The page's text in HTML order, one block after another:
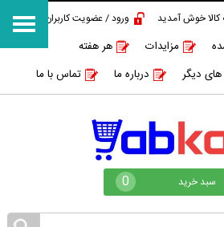
کالا خوش آمدید ورود / عضویت کاربران
مزایدات
هر هفته
دیگر
درباره ما تماس با ما
سبد خرید 0